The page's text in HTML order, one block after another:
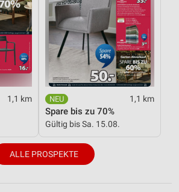
1,1 km 1,1 km
Spare bis zu 70%
Gültig bis Sa. 15.08.
ALLE PROSPEKTE